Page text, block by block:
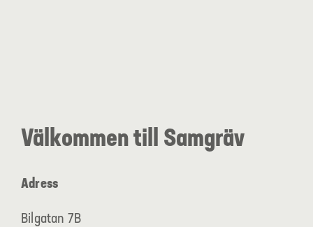
Välkommen till Samgräv
Adress
Bilgatan 7B